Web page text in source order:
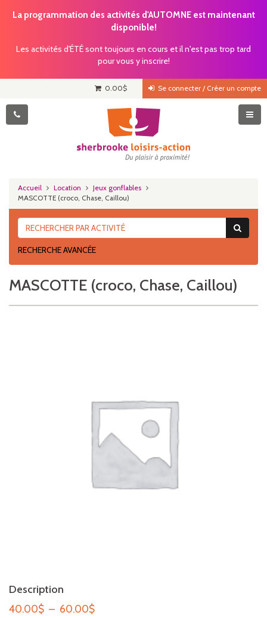
La programmation des activités d'AUTOMNE est maintenant
disponible!
Les activités d'ÉTÉ sont toujours en cours et il n'est pas trop tard
pour vous y inscrire!
Se connecter / Créer un compte
0.00$
Accueil Location
Jeux gonflables
MASCOTTE (croco, Chase, Caillou)
RECHERCHE AVANCÉE
MASCOTTE (croco, Chase, Caillou)
Description
40.00$ – 60.00$Plage